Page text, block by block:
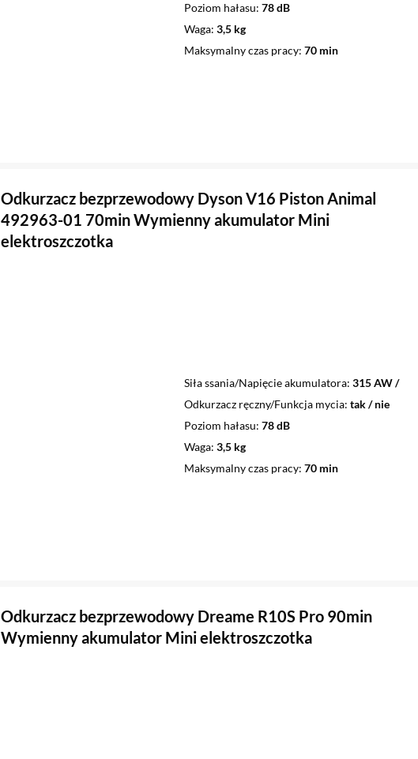
Poziom hałasu 78 dB
Waga 3,5 kg
Maksymalny czas pracy 70 min
Odkurzacz bezprzewodowy Dyson V16 Piston Animal
492963-01 70min Wymienny akumulator Mini
elektroszczotka
Siła ssania/Napięcie akumulatora 315 AW /
Odkurzacz ręczny/Funkcja mycia tak / nie
Poziom hałasu 78 dB
Waga 3,5 kg
Maksymalny czas pracy 70 min
Odkurzacz bezprzewodowy Dreame R10S Pro 90min
Wymienny akumulator Mini elektroszczotka